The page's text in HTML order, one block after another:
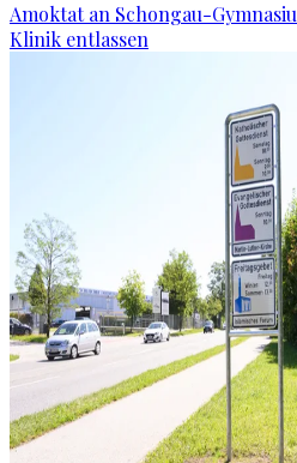
Amoktat an Schongau-
Klinik entlassen